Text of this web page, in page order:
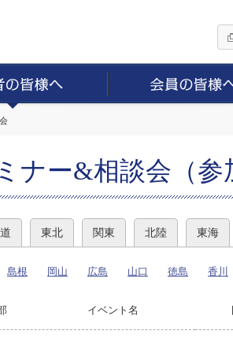
ナー&相談会（参
東北 関東 北陸 東海
島根 岡山 広島 山口 徳島 香川
イベント名